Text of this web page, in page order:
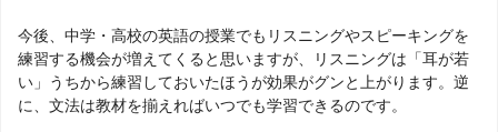
今後、中学・高校の英語の授業でもリスニングやスピーキングを
練習する機会が増えてくると思いますが、リスニングは「耳が若
い」うちから練習しておいたほうが効果がグンと上がります。逆
に、文法は教材を揃えればいつでも学習できるのです。